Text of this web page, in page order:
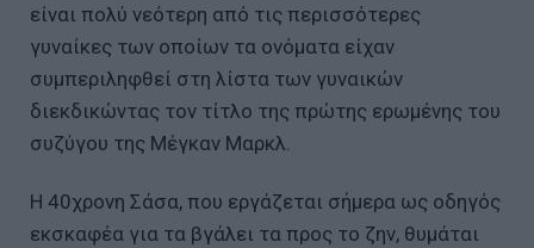
είναι πολύ νεότερη από τις περισσότερες
γυναίκες των οποίων τα ονόματα είχαν
συμπεριληφθεί στη λίστα των γυναικών
διεκδικώντας τον τίτλο της πρώτης ερωμένης του
συζύγου της Μέγκαν Μαρκλ.
Η 40χρονη Σάσα, που εργάζεται σήμερα ως οδηγός
εκσκαφέα για τα βγάλει τα προς το ζην, θυμάται